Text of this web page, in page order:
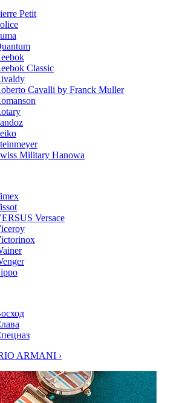
Petit
Classic
Cavalli by Franck Muller
Military Hanowa
Versace
ARMANI ›